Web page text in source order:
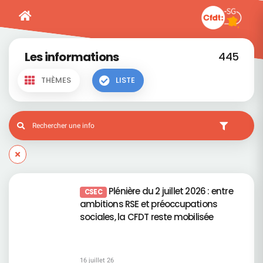
Les informations 445
THÈMES LISTE
CSEC Plénière du 2 juillet 2026 : entre
ambitions RSE et préoccupations
sociales, la CFDT reste mobilisée
16 juillet 26